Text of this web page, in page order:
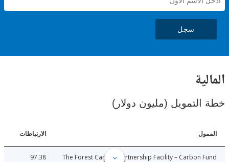
(مليون دولار)
الارتباطات
The Forest Carbon Partnership Facility – Carbon
97.38